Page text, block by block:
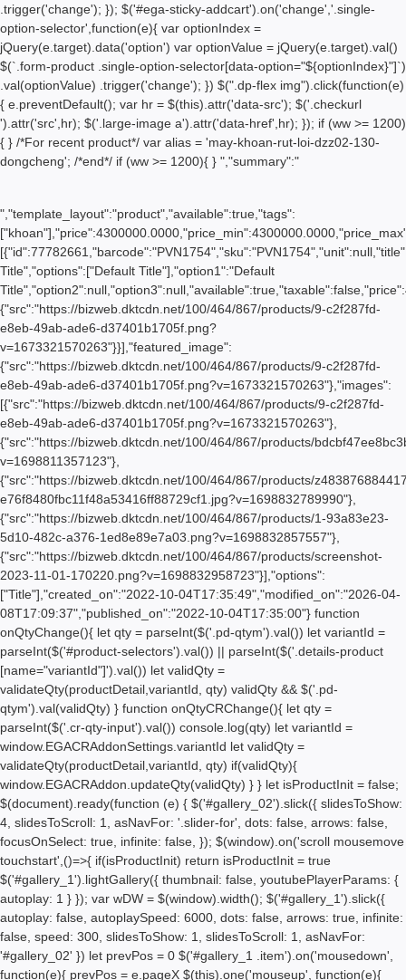
.trigger('change'); }); $('#ega-sticky-addcart').on('change','.single-
option-selector',function(e){ var optionIndex =
jQuery(e.target).data('option') var optionValue = jQuery(e.target).val()
$(`.form-product .single-option-selector[data-option="${optionIndex}"]`)
.val(optionValue) .trigger('change'); }) $(".dp-flex img").click(function(e)
{ e.preventDefault(); var hr = $(this).attr('data-src'); $('.checkurl
').attr('src',hr); $('.large-image a').attr('data-href',hr); }); if (ww >= 1200)
{ } /*For recent product*/ var alias = 'may-khoan-rut-loi-dzz02-130-
dongcheng'; /*end*/ if (ww >= 1200){ } ","summary":"
","template_layout":"product","available":true,"tags":
Title","options":["Default Title"],"option1":"Default
{"src":"https://bizweb.dktcdn.net/100/464/867/products/9-c2f287fd-
e8eb-49ab-ade6-d37401b1705f.png?
v=1673321570263"}}],"featured_image":
{"src":"https://bizweb.dktcdn.net/100/464/867/products/9-c2f287fd-
e8eb-49ab-ade6-d37401b1705f.png?v=1673321570263"},"images":
[{"src":"https://bizweb.dktcdn.net/100/464/867/products/9-c2f287fd-
e8eb-49ab-ade6-d37401b1705f.png?v=1673321570263"},
{"src":"https://bizweb.dktcdn.net/100/464/867/products/
v=1698811357123"},
{"src":"https://bizweb.dktcdn.net/100/464/867/products/
e76f8480fbc11f48a53416ff88729cf1.jpg?v=1698832789990"},
{"src":"https://bizweb.dktcdn.net/100/464/867/products/1-93a83e23-
5d10-482c-a376-1ed8e89e7a03.png?v=1698832857557"},
{"src":"https://bizweb.dktcdn.net/100/464/867/products/screenshot-
2023-11-01-170220.png?v=1698832958723"}],"options":
["Title"],"created_on":"2022-10-04T17:35:49","modified_on":"2026-04-
08T17:09:37","published_on":"2022-10-04T17:35:00"} function
onQtyChange(){ let qty = parseInt($('.pd-qtym').val()) let variantId =
parseInt($('#product-selectors').val()) || parseInt($('.details-product
[name="variantId"]').val()) let validQty =
validateQty(productDetail,variantId, qty) validQty && $('.pd-
qtym').val(validQty) } function onQtyCRChange(){ let qty =
parseInt($('.cr-qty-input').val()) console.log(qty) let variantId =
window.EGACRAddonSettings.variantId let validQty =
validateQty(productDetail,variantId, qty) if(validQty){
window.EGACRAddon.updateQty(validQty) } } let isProductInit = false;
$(document).ready(function (e) { $('#gallery_02').slick({ slidesToShow:
4, slidesToScroll: 1, asNavFor: '.slider-for', dots: false, arrows: false,
focusOnSelect: true, infinite: false, }); $(window).on('scroll mousemove
touchstart',()=>{ if(isProductInit) return isProductInit = true
$('#gallery_1').lightGallery({ thumbnail: false, youtubePlayerParams: {
autoplay: 1 } }); var wDW = $(window).width(); $('#gallery_1').slick({
autoplay: false, autoplaySpeed: 6000, dots: false, arrows: true, infinite:
false, speed: 300, slidesToShow: 1, slidesToScroll: 1, asNavFor:
'#gallery_02' }) let prevPos = 0 $('#gallery_1 .item').on('mousedown',
function(e){ prevPos = e.pageX $(this).one('mouseup', function(e){